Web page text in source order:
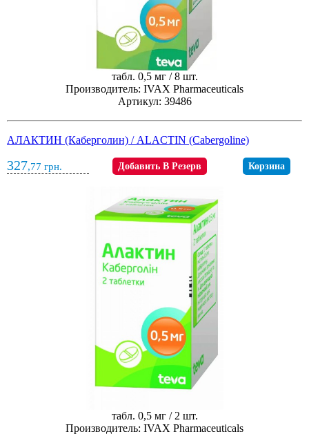
табл. 0,5 мг / 8 шт.
Производитель: IVAX Pharmaceuticals
Артикул: 39486
АЛАКТИН (Каберголин) / ALACTIN (Cabergoline)
327,77 грн. Добавить В Резерв Корзина
табл. 0,5 мг / 2 шт.
Производитель: IVAX Pharmaceuticals